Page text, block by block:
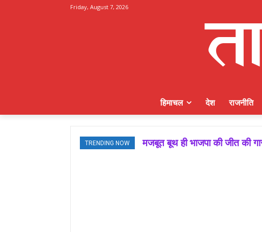
Friday, August 7, 2026
हिमाचल देश राजनीति
TRENDING NOW
मजबूत बूथ ही भाजपा की जीत की